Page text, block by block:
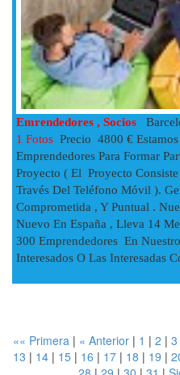
Emrendedores , Socios
1 Fotos Precio 4800 €
Emprendedores Para Formar
Proyecto ( El Proyecto
Través Del Teléfono Móvil ).
Comprometida , Y Puntual .
Nuevo En España , Lleva 14
300 Emprendedores En
Interesados O Las Interesadas
«« Primera | « Anterior | 1 | 2 | 3
13 | 14 | 15 | 16 | 17 | 18 | 19 |